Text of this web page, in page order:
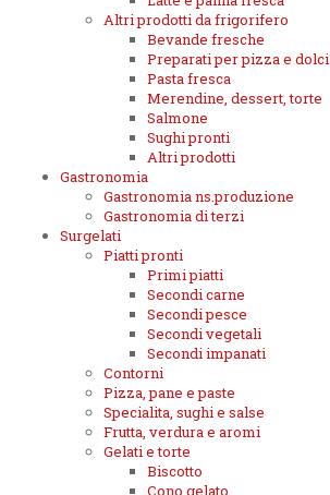
Altri prodotti da frigorifero
Bevande fresche
Preparati per pizza e dolci
Pasta fresca
Merendine, dessert, torte
Salmone
Sughi pronti
Altri prodotti
Gastronomia
Gastronomia ns.produzione
Gastronomia di terzi
Surgelati
Piatti pronti
Primi piatti
Secondi carne
Secondi pesce
Secondi vegetali
Secondi impanati
Contorni
Pizza, pane e paste
Specialita, sughi e salse
Frutta, verdura e aromi
Gelati e torte
Biscotto
Cono gelato